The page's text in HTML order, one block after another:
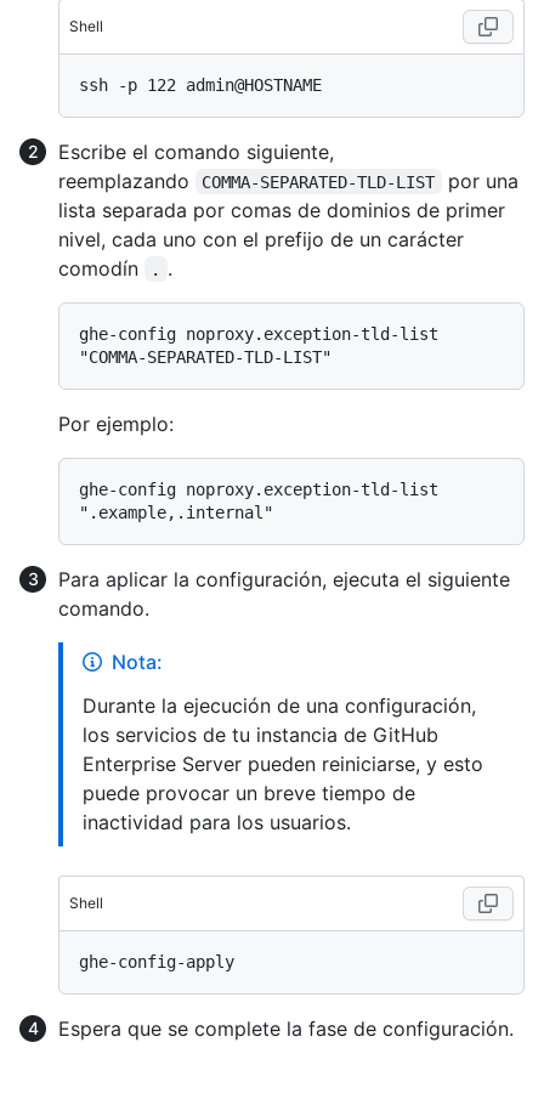
Shell
Escribe el comando siguiente,
reemplazando
COMMA-SEPARATED-TLD-LIST
por una
lista separada por comas de dominios de primer
nivel, cada uno con el prefijo de un carácter
comodín
. .
ghe-config noproxy.exception-tld-list
Por ejemplo:
ghe-config noproxy.exception-tld-list
Para aplicar la configuración, ejecuta el siguiente
comando.
Nota:
Durante la ejecución de una configuración,
los servicios de tu instancia de GitHub
Enterprise Server pueden reiniciarse, y esto
puede provocar un breve tiempo de
inactividad para los usuarios.
Shell
Espera que se complete la fase de configuración.